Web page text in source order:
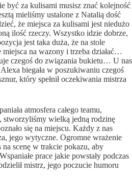
być za kulisami musisz znać kolejność
mieliśmy ustalone z Natalią dość
że miejsca za kulisami jest niedużo
ilość rzeczy. Wszystko idzie dobrze,
jest taka duża, że na stole
na wazony i trzeba działać…
czegoś do związania bukietu… U nas
biegała w poszukiwaniu czegoś
który spełnił oczekiwania mistrza
atmosfera całego teamu,
stworzyliśmy wielką jedną rodzinę
się na miejscu. Każdy z nas
jego wytyczne. Ogromne wrażenie
na scenę w trakcie pokazu, aby
prace jakie powstały podczas
mistrz, jego poczucie humoru